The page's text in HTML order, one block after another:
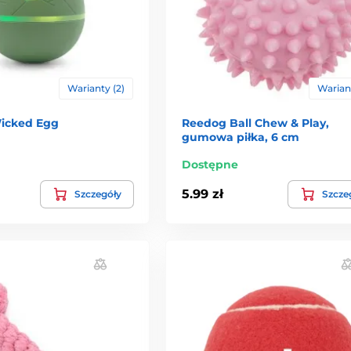
Warianty (2)
Egg
Szczegóły
Reedog Ball Chew & Play,
gumowa piłka, 6 cm
Dostępne
5.99 zł